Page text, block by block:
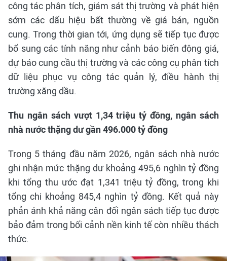
công tác phân tích, giám sát thị trường và phát hiện
sớm các dấu hiệu bất thường về giá bán, nguồn
cung. Trong thời gian tới, ứng dụng sẽ tiếp tục được
bổ sung các tính năng như cảnh báo biến động giá,
dự báo cung cầu thị trường và các công cụ phân tích
dữ liệu phục vụ công tác quản lý, điều hành thị
trường xăng dầu.
Thu ngân sách vượt 1,34 triệu tỷ đồng, ngân sách
nhà nước thặng dư gần 496.000 tỷ đồng
Trong 5 tháng đầu năm 2026, ngân sách nhà nước
ghi nhận mức thặng dư khoảng 495,6 nghìn tỷ đồng
khi tổng thu ước đạt 1,341 triệu tỷ đồng, trong khi
tổng chi khoảng 845,4 nghìn tỷ đồng. Kết quả này
phản ánh khả năng cân đối ngân sách tiếp tục được
bảo đảm trong bối cảnh nền kinh tế còn nhiều thách
thức.